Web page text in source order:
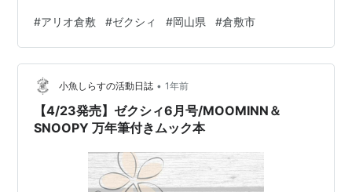
{$pdf_file}.pdf（魚拓）（Wayback Machine）「ゼクシ
ィ倉敷アリオカウンター」は、アリオ倉敷のグランドオ
ープン当初から営業しているお店。オープン当初は「ゼ
クシィなび」でした。ゼクシィなび - 店舗詳細
（Wayback Machine）ゼクシィ倉敷アリオ…
#アリオ倉敷 #ゼクシィ #岡山県 #倉敷市
小魚しらすの活動日誌 • 1年前
【4/23発売】ゼクシィ6月号/MOOMINN＆
SNOOPY 万年筆付きムック本